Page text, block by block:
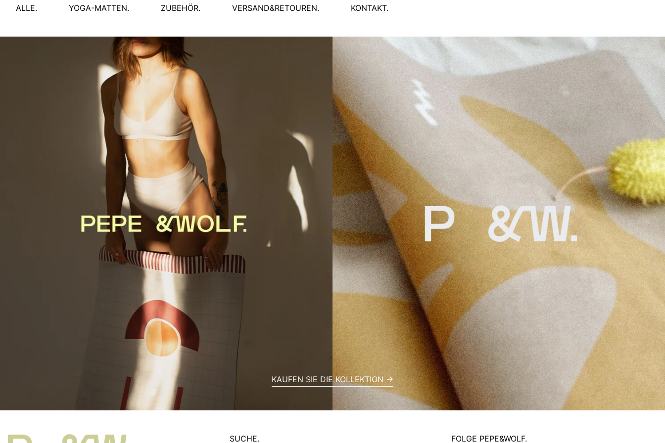
ALLE. YOGA-MATTEN. ZUBEHÖR. VERSAND&RETOUREN. KONTAKT.
KAUFEN SIE DIE KOLLEKTION →
SUCHE. FOLGE PEPE&WOLF.